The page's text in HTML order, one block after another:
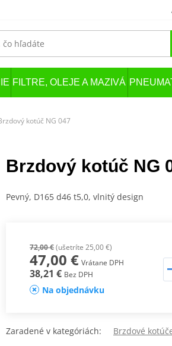
FILTRE, OLEJE A MAZIVÁ
kotúč NG 047
Brzdový kotúč NG
Pevný, D165 d46 t5,0, vlnitý design
72,00 €(ušetríte 25,00 €)
47,00 € Vrátane DPH
38,21 € Bez DPH
Na objednávku
Zaradené v kategóriách: Brzdové